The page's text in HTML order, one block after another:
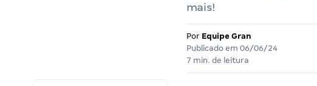
mais!
Por Equipe Gran
Publicado em 06/06/24
7 min. de leitura